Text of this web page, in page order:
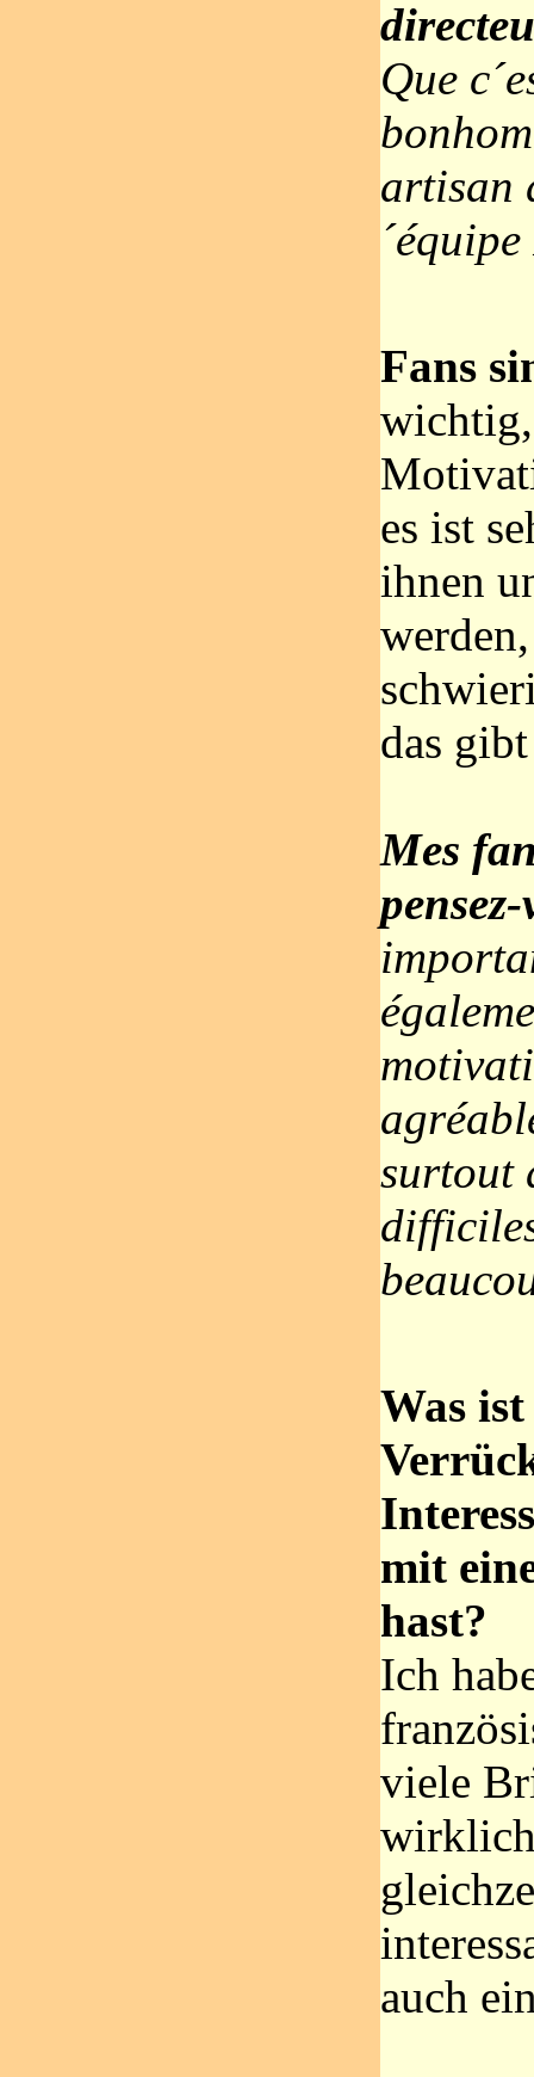
Que
artisan
Fans
es ist
ihnen
das
Mes
surtout
Was
mit
hast?
Ich
viele
auch